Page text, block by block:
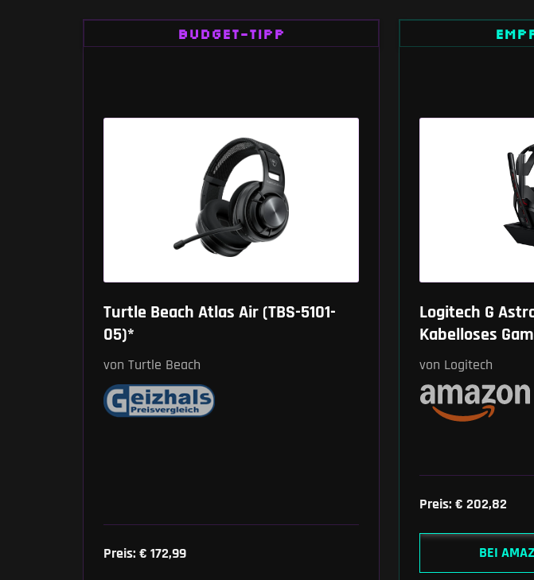
BUDGET-TIPP
Turtle Beach Atlas Air (TBS-5101-
05)*
von Turtle Beach
Preis: € 172,99
Logitech G
Kabelloses
von Logitech
Preis: € 202,82
BEI